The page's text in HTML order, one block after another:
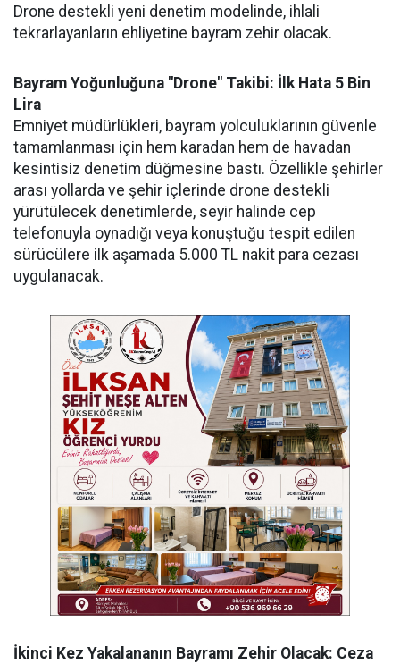
Drone destekli yeni denetim modelinde, ihlali
tekrarlayanların ehliyetine bayram zehir olacak.
Bayram Yoğunluğuna "Drone" Takibi: İlk Hata 5 Bin
Lira
Emniyet müdürlükleri, bayram yolculuklarının güvenle
tamamlanması için hem karadan hem de havadan
kesintisiz denetim düğmesine bastı. Özellikle şehirler
arası yollarda ve şehir içlerinde drone destekli
yürütülecek denetimlerde, seyir halinde cep
telefonuyla oynadığı veya konuştuğu tespit edilen
sürücülere ilk aşamada 5.000 TL nakit para cezası
uygulanacak.
İkinci Kez Yakalananın Bayramı Zehir Olacak: Ceza